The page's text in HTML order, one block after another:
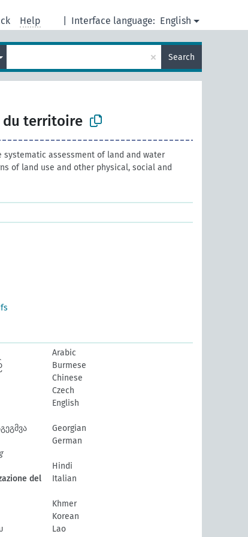
Interface language: English
Help
× Search
du territoire
systematic assessment of land and water
of land use and other physical, social and
Arabic
Burmese
Chinese
Czech
English
Georgian
German
Hindi
del
Italian
Khmer
Korean
Lao